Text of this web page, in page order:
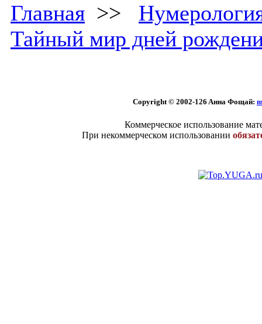
Главная >>
Тайный мир дней
Copyright © 2002-126 Aннa Фoщaй:
Коммерческое использование
При некоммерческом использовании